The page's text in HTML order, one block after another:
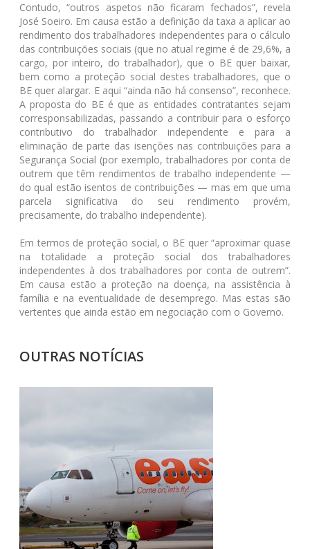
Contudo, “outros aspetos não ficaram fechados”, revela
José Soeiro. Em causa estão a definição da taxa a aplicar ao
rendimento dos trabalhadores independentes para o cálculo
das contribuições sociais (que no atual regime é de 29,6%, a
cargo, por inteiro, do trabalhador), que o BE quer baixar,
bem como a proteção social destes trabalhadores, que o
BE quer alargar. E aqui “ainda não há consenso”, reconhece.
A proposta do BE é que as entidades contratantes sejam
corresponsabilizadas, passando a contribuir para o esforço
contributivo do trabalhador independente e para a
eliminação de parte das isenções nas contribuições para a
Segurança Social (por exemplo, trabalhadores por conta de
outrem que têm rendimentos de trabalho independente —
do qual estão isentos de contribuições — mas em que uma
parcela significativa do seu rendimento provém,
precisamente, do trabalho independente).
Em termos de proteção social, o BE quer “aproximar quase
na totalidade a proteção social dos trabalhadores
independentes à dos trabalhadores por conta de outrem”.
Em causa estão a proteção na doença, na assistência à
família e na eventualidade de desemprego. Mas estas são
vertentes que ainda estão em negociação com o Governo.
OUTRAS NOTÍCIAS